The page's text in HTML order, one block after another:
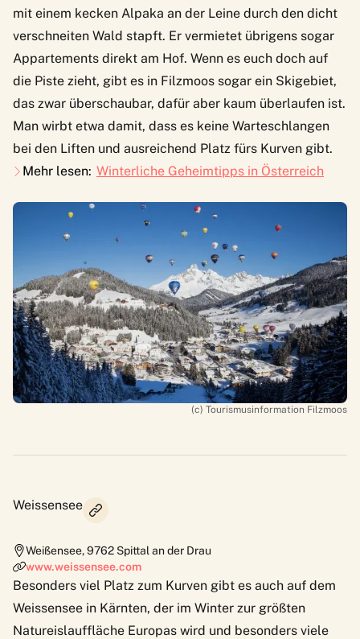
mit einem kecken Alpaka an der Leine durch den dicht
verschneiten Wald stapft. Er vermietet übrigens sogar
Appartements direkt am Hof. Wenn es euch doch auf
die Piste zieht, gibt es in Filzmoos sogar ein Skigebiet,
das zwar überschaubar, dafür aber kaum überlaufen ist.
Man wirbt etwa damit, dass es keine Warteschlangen
bei den Liften und ausreichend Platz fürs Kurven gibt.
Mehr lesen: Winterliche Geheimtipps in Österreich
(c) Tourismusinformation Filzmoos
Weissensee
Weißensee,9762 Spittal an der Drau
www.weissensee.com
Besonders viel Platz zum Kurven gibt es auch auf dem
Weissensee in Kärnten, der im Winter zur größten
Natureislauffläche Europas wird und besonders viele